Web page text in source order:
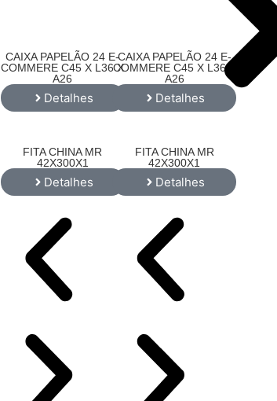
CAIXA PAPELÃO 24 E-
COMMERE C45 X L36 X
A26
Detalhes
FITA CHINA MR
42X300X1
Detalhes
CAIXA PAPELÃO 24 E-
COMMERE C45 X L36 X
A26
Detalhes
FITA CHINA MR
42X300X1
Detalhes